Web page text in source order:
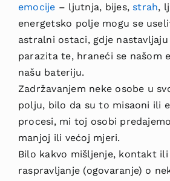
emocije – ljutnja, bijes, strah,
energetsko polje mogu se
astralni ostaci, gdje
parazita te, hraneći se našom
našu bateriju.
Zadržavanjem neke osobe u
polju, bilo da su to misaoni ili
procesi, mi toj osobi
manjoj ili većoj mjeri.
Bilo kakvo mišljenje, kontakt ili
raspravljanje (ogovaranje) o